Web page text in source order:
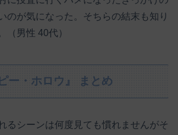
のが気になった。そちらの結末も知り
（男性 40代）
ー・ホロウ』 まとめ
るシーンは何度見ても慣れませんがそ